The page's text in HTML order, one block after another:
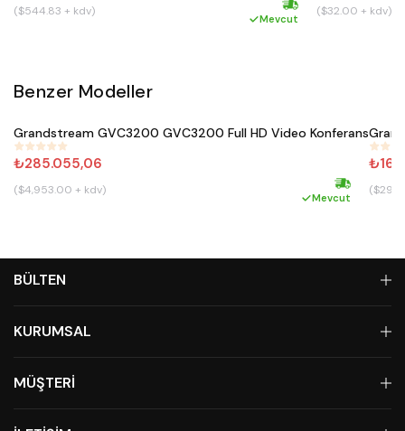
($544.83 + kdv) Hızlı kargo
Mevcut
($32.00 + kdv)
Benzer Modeller
#588
Grandstream GVC3200 GVC3200 Full HD Video Konferans
₺285.055,06
($4,953.00 + kdv) Hızlı kargo
Mevcut
#586
BÜLTEN
KURUMSAL
MÜŞTERİ